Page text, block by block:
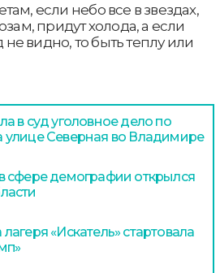
если небо все в звездах,
придут холода, а если
не видно, то быть теплу или
в суд уголовное дело по
Северная во Владимире
сфере демографии открылся
«Искатель» стартовала